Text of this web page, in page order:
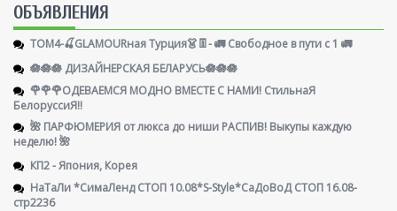
ОБЪЯВЛЕНИЯ
ТОМ4-🍒GLAMOURная Турция👗👖- 🚛 Свободное в пути с 1 🚛
🪷🪷🪷 ДИЗАЙНЕРСКАЯ БЕЛАРУСЬ🪷🪷🪷
🌹🌹🌹ОДЕВАЕМСЯ МОДНО ВМЕСТЕ С НАМИ! СтильнаЯ
БелоруссиЯ‼
🌺 ПАРФЮМЕРИЯ от люкса до ниши РАСПИВ! Выкупы каждую
неделю! 🌺
КП2 - Япония, Корея
НаТаЛи *СимаЛенд СТОП 10.08*S-Style*СаДоВоД СТОП 16.08-
стр2236